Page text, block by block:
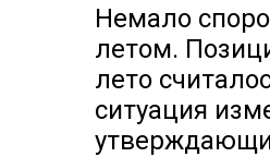
Немало
летом.
лето
ситуация